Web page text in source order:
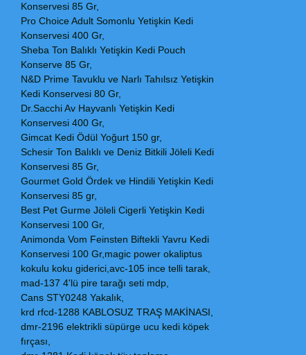
Konservesi 85 Gr,
Pro Choice Adult Somonlu Yetişkin Kedi
Konservesi 400 Gr,
Sheba Ton Balıklı Yetişkin Kedi Pouch
Konserve 85 Gr,
N&D Prime Tavuklu ve Narlı Tahılsız Yetişkin
Kedi Konservesi 80 Gr,
Dr.Sacchi Av Hayvanlı Yetişkin Kedi
Konservesi 400 Gr,
Gimcat Kedi Ödül Yoğurt 150 gr,
Schesir Ton Balıklı ve Deniz Bitkili Jöleli Kedi
Konservesi 85 Gr,
Gourmet Gold Ördek ve Hindili Yetişkin Kedi
Konservesi 85 gr,
Best Pet Gurme Jöleli Cigerli Yetişkin Kedi
Konservesi 100 Gr,
Animonda Vom Feinsten Biftekli Yavru Kedi
Konservesi 100 Gr,magic power okaliptus
kokulu koku giderici,avc-105 ince telli tarak,
mad-137 4'lü pire tarağı seti mdp,
Cans STY0248 Yakalık,
krd rfcd-1288 KABLOSUZ TRAŞ MAKİNASI,
dmr-2196 elektrikli süpürge ucu kedi köpek
fırçası,